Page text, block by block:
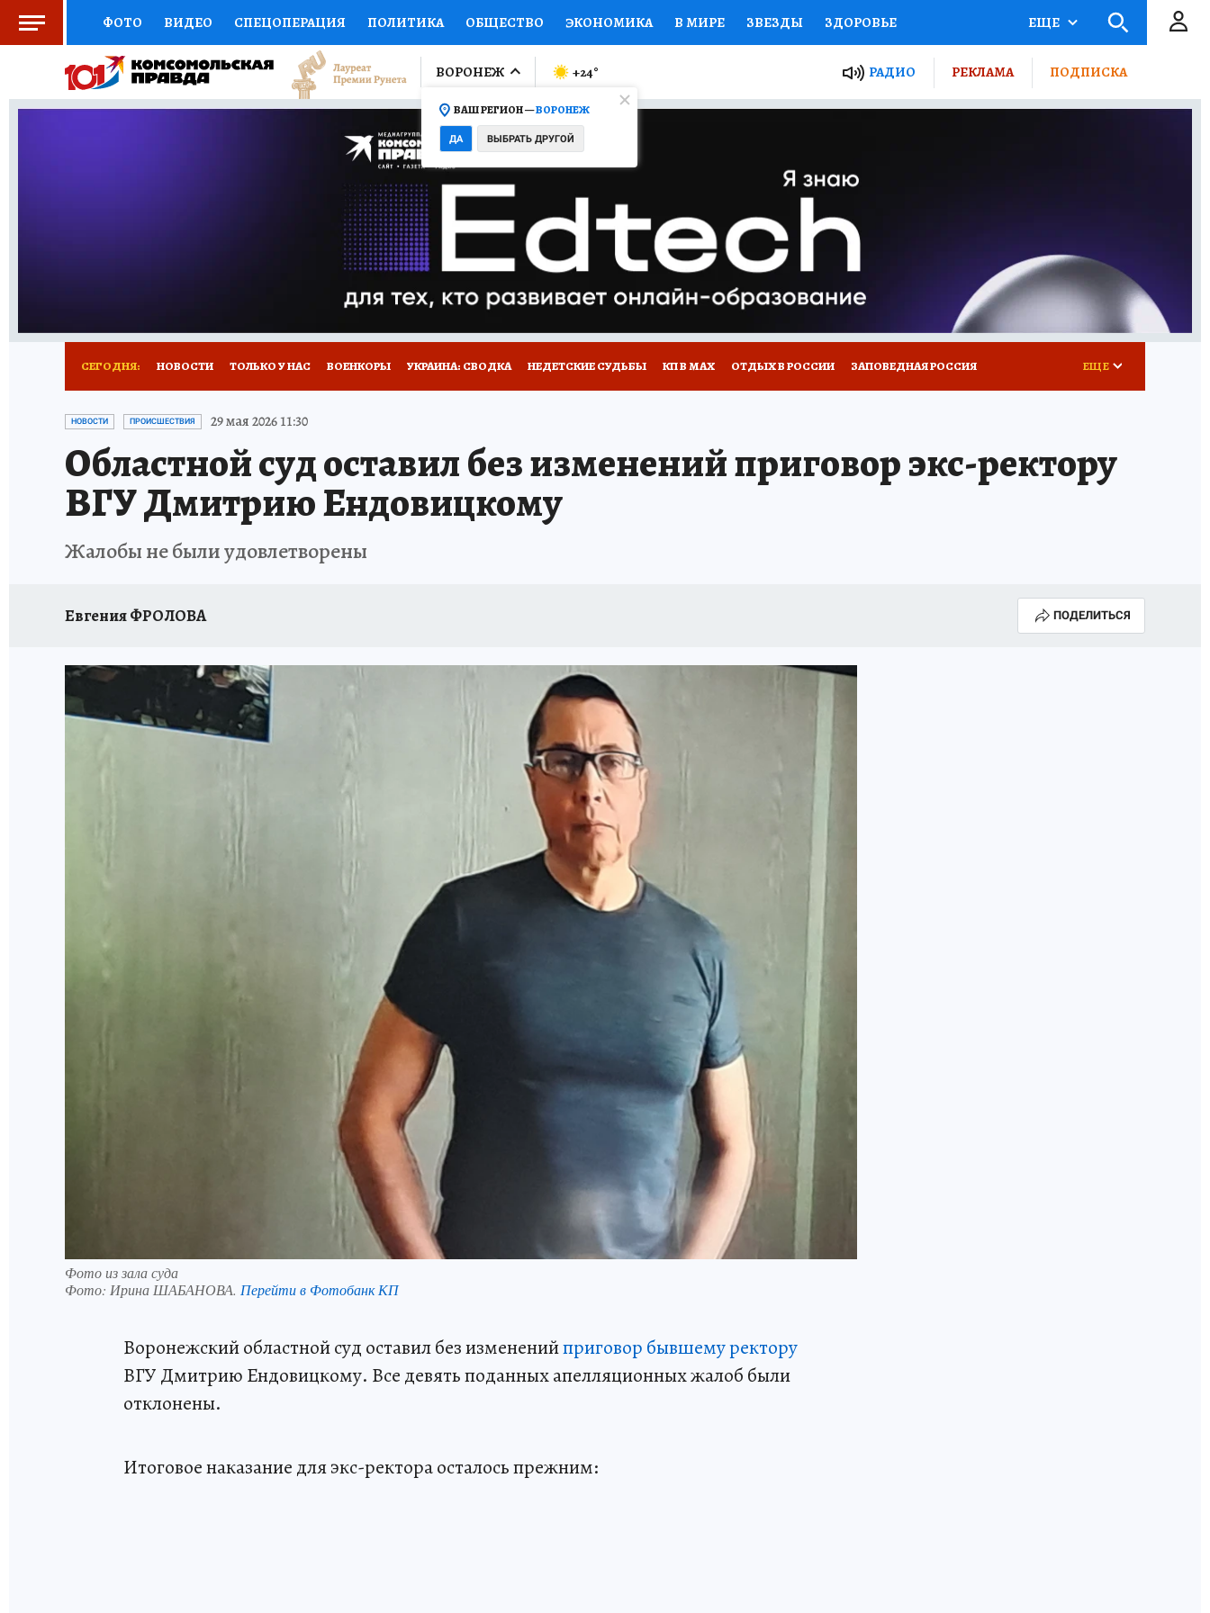
ФОТО ВИДЕО СПЕЦОПЕРАЦИЯ ПОЛИТИКА ОБЩЕСТВО ЭКОНОМИКА В МИРЕ ЗВЕЗДЫ ЗДОРОВЬЕ
СОЦПОДДЕРЖКА НАУКА СПОРТ КОЛУМНИСТЫ ПРОИСШЕСТВИЯ НАЦИОНАЛЬНЫЕ ПРОЕКТЫ РОССИИ
ВЫБОР ЭКСПЕРТОВ ДОКТОР ФИНАНСЫ ОТКРЫВАЕМ МИР Я ЗНАЮ СЕМЬЯ ЖЕНСКИЕ СЕКРЕТЫ ПУТЕВОДИТЕЛЬ
ПРОГНОЗЫ НА СПОРТ ПРОМОКОДЫ СЕРИАЛЫ
ТЕЛЕВИЗОР КОЛЛЕКЦИИ КОНКУРСЫ ГИД ПОТРЕБИТЕЛЯ
НОВОЕ НА САЙТЕ
ЕЩЕ
ВОРОНЕЖ
ВАШ РЕГИОН —ВОРОНЕЖ
ДА ВЫБРАТЬ ДРУГОЙ
+24° РАДИО РЕКЛАМА ПОДПИСКА
СЕГОДНЯ: НОВОСТИ ТОЛЬКО У НАС ВОЕНКОРЫ УКРАИНА: СВОДКА НЕДЕТСКИЕ СУДЬБЫ КП В МАХ ОТДЫХ В РОССИИ ЗАПОВЕДНАЯ РОССИЯ
ПРОИСШЕСТВИЯ АФИША
ЕЩЕ
НОВОСТИ ПРОИСШЕСТВИЯ 29 мая 2026 11:30
Областной суд оставил без изменений приговор экс-ректору
ВГУ Дмитрию Ендовицкому
Жалобы не были удовлетворены
Евгения ФРОЛОВА ПОДЕЛИТЬСЯ
Фото из зала суда
Фото: Ирина ШАБАНОВА. Перейти в Фотобанк КП
Воронежский областной суд оставил без измененийприговор бывшему ректору
ВГУ Дмитрию Ендовицкому. Все девять поданных апелляционных жалоб были
отклонены.
Итоговое наказание для экс-ректора осталось прежним: